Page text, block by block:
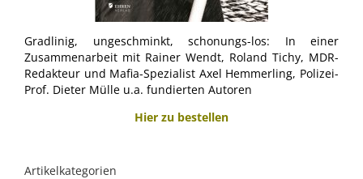
Gradlinig, ungeschminkt, schonungs-los: In einer
Zusammenarbeit mit Rainer Wendt, Roland Tichy, MDR-
Redakteur und Mafia-Spezialist Axel Hemmerling, Polizei-
Prof. Dieter Mülle u.a. fundierten Autoren
Hier zu bestellen
Artikelkategorien